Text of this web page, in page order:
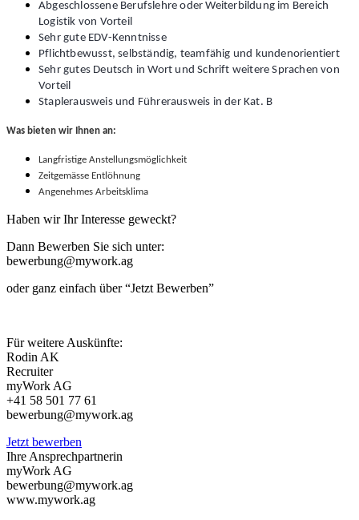
Abgeschlossene Berufslehre oder Weiterbildung im Bereich
Logistik von Vorteil
Sehr gute EDV-Kenntnisse
Pflichtbewusst, selbständig, teamfähig und kundenorientiert
Sehr gutes Deutsch in Wort und Schrift weitere Sprachen von
Vorteil
Staplerausweis und Führerausweis in der Kat. B
Was bieten wir Ihnen an:
Langfristige Anstellungsmöglichkeit
Zeitgemässe Entlöhnung
Angenehmes Arbeitsklima
Haben wir Ihr Interesse geweckt?
Dann Bewerben Sie sich unter:
bewerbung@mywork.ag
oder ganz einfach über “Jetzt Bewerben”
Für weitere Auskünfte:
Rodin AK
Recruiter
myWork AG
+41 58 501 77 61
bewerbung@mywork.ag
Jetzt bewerben
Ihre Ansprechpartnerin
myWork AG
bewerbung@mywork.ag
www.mywork.ag